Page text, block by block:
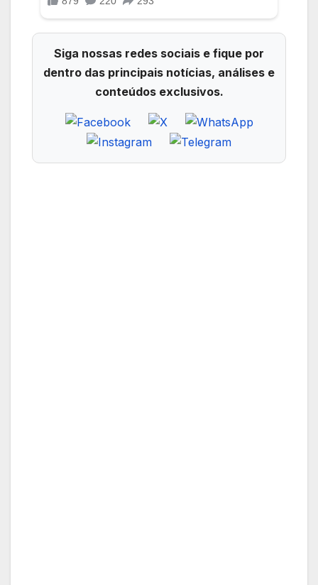
Siga nossas redes sociais e fique por
dentro das principais notícias, análises e
conteúdos exclusivos.